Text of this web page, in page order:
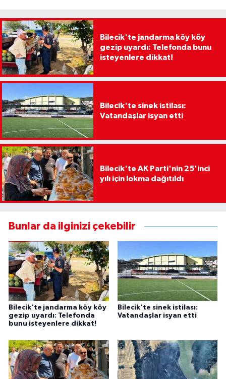
Bilecik'te jandarma köy köy
gezip uyardı: Telefonda bunu
isteyenlere dikkat!
Bilecik'te sinek istilası:
Vatandaşlar isyan etti
Bilecik'te AK Parti'nin 25'inci
yılı için lokma dağıtıldı
Bunlar da ilginizi çekebilir
Bilecik'te jandarma köy köy
gezip uyardı: Telefonda
bunu isteyenlere dikkat!
Bilecik'te sinek istilası:
Vatandaşlar isyan etti